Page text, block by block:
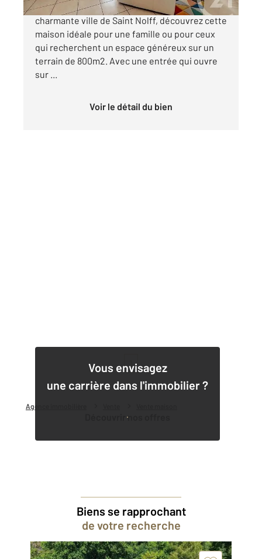
Agence immobilière
A 5 minutes de VANNES et SAINT-AVE, dans la
charmante ville de Saint Nolff, découvrez cette
maison idéale pour une famille ou pour ceux
qui recherchent un espace généreux sur un
terrain de 800m2. Avec une entrée qui ouvre
sur ...
Voir le détail du bien
Vous envisagez
une carrière dans l'immobilier ?
Découvrir nos offres
Biens se rapprochant
de votre recherche